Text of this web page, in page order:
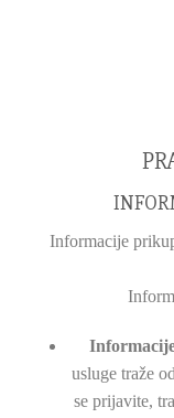
Informacije
usluge traže
se prijavite,